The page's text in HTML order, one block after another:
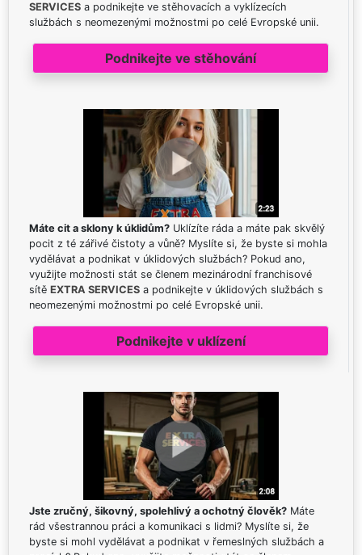
SERVICES a podnikejte ve stěhovacích a vyklízecích
službách s neomezenými možnostmi po celé Evropské unii.
Podnikejte ve stěhování
Máte cit a sklony k úklidům? Uklízíte ráda a máte pak skvělý
pocit z té zářivé čistoty a vůně? Myslíte si, že byste si mohla
vydělávat a podnikat v úklidových službách? Pokud ano,
využijte možnosti stát se členem mezinárodní franchisové
sítě EXTRA SERVICES a podnikejte v úklidových službách s
neomezenými možnostmi po celé Evropské unii.
Podnikejte v uklízení
Jste zručný, šikovný, spolehlivý a ochotný člověk? Máte
rád všestrannou práci a komunikaci s lidmi? Myslíte si, že
byste si mohl vydělávat a podnikat v řemeslných službách a